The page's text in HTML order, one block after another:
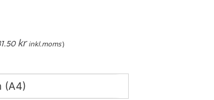
kr inkl.moms)